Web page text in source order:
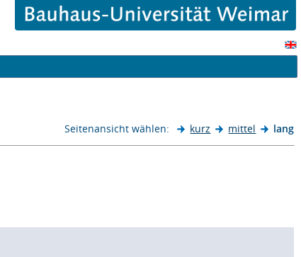
Seitenansicht wählen: kurz mittel lang